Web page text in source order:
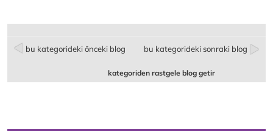
bu kategorideki önceki blog bu kategorideki sonraki blog
kategoriden rastgele blog getir